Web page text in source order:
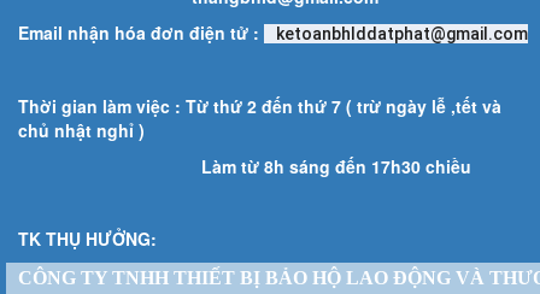
Email nhận hóa đơn điện tử :
ketoanbhlddatphat@gmail.com
Thời gian làm việc : Từ thứ 2 đến thứ 7 ( trừ ngày lễ ,tết và
chủ nhật nghỉ )
Làm từ 8h sáng đến 17h30 chiều
TK THỤ HƯỞNG:
CÔNG TY TNHH THIẾT BỊ BẢO HỘ LAO ĐỘNG VÀ